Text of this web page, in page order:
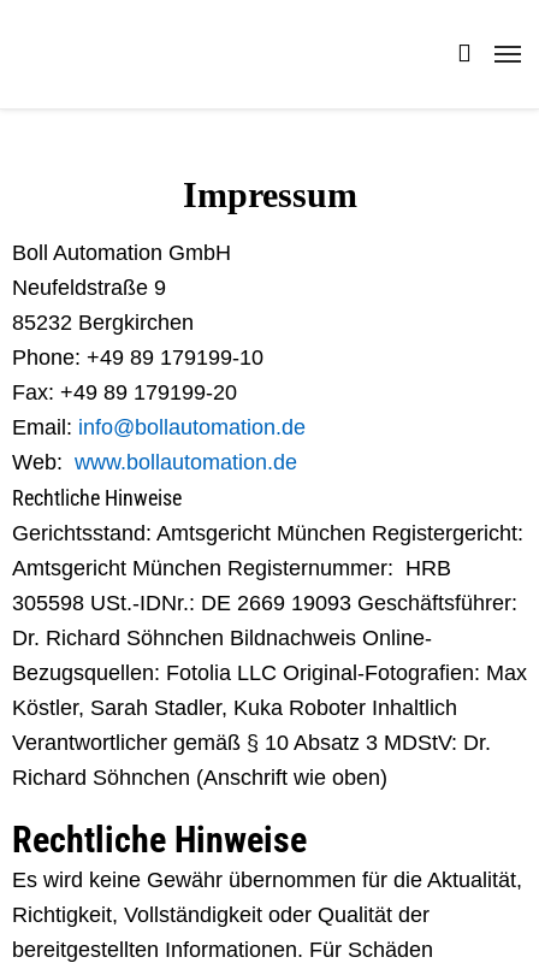
Impressum
Boll Automation GmbH
Neufeldstraße 9
85232 Bergkirchen
Phone: +49 89 179199-10
Fax: +49 89 179199-20
Email: info@bollautomation.de
Web: www.bollautomation.de
Rechtliche Hinweise
Gerichtsstand: Amtsgericht München Registergericht:
Amtsgericht München Registernummer: HRB
305598 USt.-IDNr.: DE 2669 19093 Geschäftsführer:
Dr. Richard Söhnchen Bildnachweis Online-
Bezugsquellen: Fotolia LLC Original-Fotografien: Max
Köstler, Sarah Stadler, Kuka Roboter Inhaltlich
Verantwortlicher gemäß § 10 Absatz 3 MDStV: Dr.
Richard Söhnchen (Anschrift wie oben)
Rechtliche Hinweise
Es wird keine Gewähr übernommen für die Aktualität,
Richtigkeit, Vollständigkeit oder Qualität der
bereitgestellten Informationen. Für Schäden